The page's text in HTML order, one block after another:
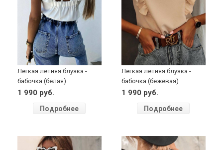
Легкая летняя блузка -
бабочка (белая)
1 990 руб.
Подробнее
Легкая летняя блузка -
бабочка (бежевая)
1 990 руб.
Подробнее